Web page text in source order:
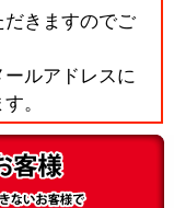
きますのでご
ルアドレスに
。